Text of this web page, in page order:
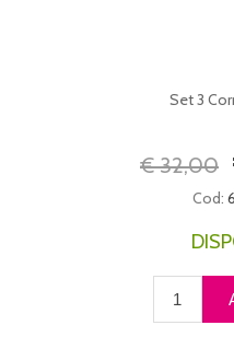
Set 3
€ 32,00
Cod: